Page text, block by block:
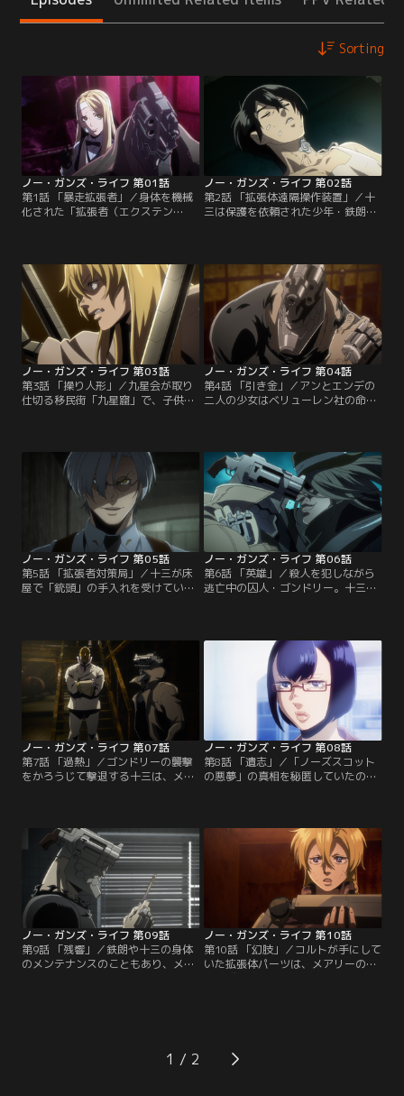
Sorting
ノー・ガンズ・ライフ 第01話
第1話 「暴走拡張者」／身体を機械
化された「拡張者（エクステン
していた。そして、彼自身も、頭部
が銃の「拡張者」だった。ある日、
十三は全身拡張者の大男から一人の
少年の保護を依頼される。だが、依
頼を引き受けた十三の前に、一人の
シスターが現れる。【提供：バンダ
イチャンネル】
ノー・ガンズ・ライフ 第02話
第2話 「拡張体遠隔操作装置」／十
三は保護を依頼された少年・鉄朗
拡張者の大男から、鉄朗がベリュー
レン社から受けたある真相を聞かさ
れる。十三は、鉄朗を乗せて施設に
戻る車両を強引に停車させると、再
びシスターと相対する。【提供：バ
ンダイチャンネル】
ノー・ガンズ・ライフ 第03話
第3話 「操り人形」／九星会が取り
仕切る移民街「九星窟」で、子供が
げていることから、反拡張技術派・
スピッツベルゲンによる九星会に対
する挑発行為だと思われた。十三は
九星会から犯人捜しを依頼される
が…。【提供：バンダイチャンネ
ノー・ガンズ・ライフ 第04話
第4話 「引き金」／アンとエンデの
二人の少女はベリューレン社の命を
姿を見て、十三の「中」が鉄朗だと
知り、歓喜に身をよじる。十三に対
する本来の目的のため、カニンガム
はエンデの自我を奪うことで、暴走
させる。「暴走拡張者」となったエ
ンデを…。【提供：バンダイチャン
ネル】
ノー・ガンズ・ライフ 第05話
第5話 「拡張者対策局」／十三が床
屋で「銃頭」の手入れを受けている
柄を拘束すると宣言する。十三はオ
リビエに連行されるが、その車中で
彼女は十三との間に交わされた「約
束」の履行を求める。そこに逃亡中
の囚人が現れ、車列に激突する。拘
束具が外れた囚人が…。【提供：バ
ンダイチャンネル】
ノー・ガンズ・ライフ 第06話
第6話 「英雄」／殺人を犯しながら
逃亡中の囚人・ゴンドリー。十三は
れ戻すよう訴える。十三が殺害の現
場を訪れると、クローネンと遭遇す
る。そこで、十三は被害者たちの関
係に気がつき、クローネンと共に
「次の被害者」のもとに急行する。
【提供：バンダイチャンネル】
ノー・ガンズ・ライフ 第07話
第7話 「過熱」／ゴンドリーの襲撃
をかろうじて撃退する十三は、メガ
自軍の兵士を殺害した事件にまで遡
ることになる。この一連の事件をも
み消すために、復興庁はオリビエを
局長から解任する。もはや十三がこ
の事件に関わる理由はなくなり…。
【提供：バンダイチャンネル】
ノー・ガンズ・ライフ 第08話
第8話 「遺志」／「ノーズスコット
の悪夢」の真相を秘匿していたの
三はメガアームド斎と互角の戦いを
見せるが、蓄積したダメージにより
メガアームド斎に敗北する。だが、
完全に破壊されたかにみえた十三に
内蔵されたプログラムが起動し、再
び戦闘を再開するが…。【提供：バ
ンダイチャンネル】
ノー・ガンズ・ライフ 第09話
第9話 「残響」／鉄朗や十三の身体
のメンテナンスのこともあり、メア
ばまた会えるかもしれない、と思い
を吐露する。そこに、ビルの前で行
ノー・ガンズ・ライフ 第10話
第10話 「幻肢」／コルトが手にして
いた拡張体パーツは、メアリーの
兄・ヴィクターによるものだった。
ューレンへのテロ行為の実行者だっ
た。十三も依頼をうけて、反拡張技
1